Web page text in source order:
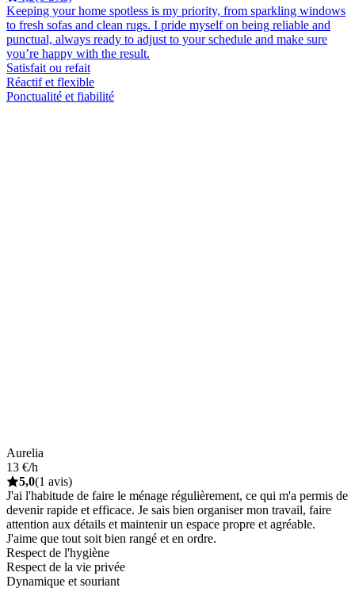
Keeping your home spotless is my priority, from sparkling windows
to fresh sofas and clean rugs. I pride myself on being reliable and
punctual, always ready to adjust to your schedule and make sure
you’re happy with the result.
Satisfait ou refait
Réactif et flexible
Ponctualité et fiabilité
Aurelia
13 €/h
5,0(1 avis)
J'ai l'habitude de faire le ménage régulièrement, ce qui m'a permis de
devenir rapide et efficace. Je sais bien organiser mon travail, faire
attention aux détails et maintenir un espace propre et agréable.
J'aime que tout soit bien rangé et en ordre.
Respect de l'hygiène
Respect de la vie privée
Dynamique et souriant